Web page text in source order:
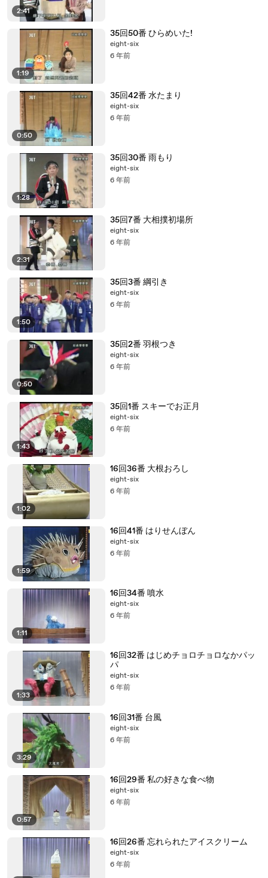
2:41
1:19
35回50番 ひらめいた!
eight-six
6 年前
0:50
35回42番 水たまり
eight-six
6 年前
1:28
35回30番 雨もり
eight-six
6 年前
2:31
35回7番 大相撲初場所
eight-six
6 年前
1:50
35回3番 綱引き
eight-six
6 年前
0:50
35回2番 羽根つき
eight-six
6 年前
1:43
35回1番 スキーでお正月
eight-six
6 年前
1:02
16回36番 大根おろし
eight-six
6 年前
1:59
16回41番 はりせんぼん
eight-six
6 年前
1:11
16回34番 噴水
eight-six
6 年前
1:33
16回32番 はじめチョロチョロなかパッ
パ
eight-six
6 年前
3:29
16回31番 台風
eight-six
6 年前
0:57
16回29番 私の好きな食べ物
eight-six
6 年前
16回26番 忘れられたアイスクリーム
eight-six
6 年前